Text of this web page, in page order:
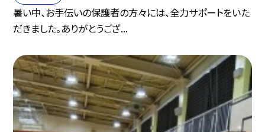
暑い中、お手伝いの保護者の方々には、全力サポートをいた
だきました。ありがとうござ...